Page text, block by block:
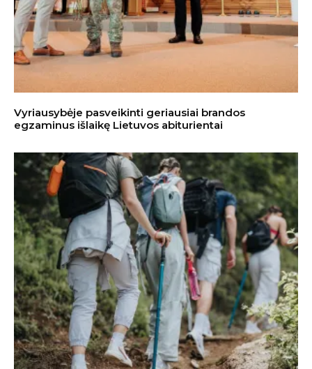
Vyriausybėje pasveikinti geriausiai brandos
egzaminus išlaikę Lietuvos abiturientai